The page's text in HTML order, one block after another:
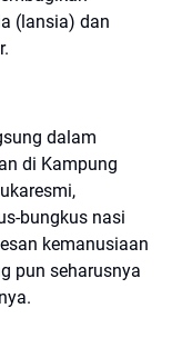
(lansia) dan
dalam
di Kampung
bungkus nasi
kemanusiaan
pun seharusnya